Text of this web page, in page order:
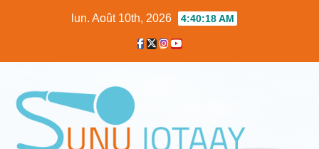
lun. Août 10th, 2026 4:40:19 AM